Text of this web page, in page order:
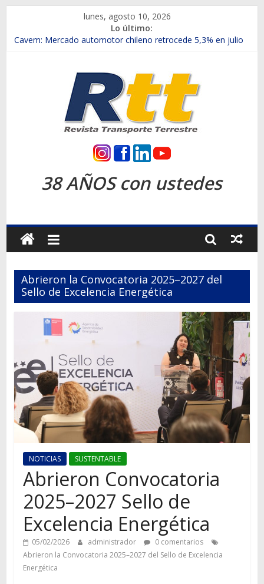
contenido
lunes, agosto 10, 2026
Lo último:
Chile es el primer mercado internacional en lanzar la nueva
Salfa suma vehículos electrificados de Chevrolet en el Biobío
Samex amplía su red con nuevas sucursales en Rancagua y
SINOTRUK Pick-ups presentó la recién estrenada Bolden en
la Expo Compras Públicas 2026
Revista
Transporte
Terrestre
Autos,
camiones,
motos,
información
del
transporte
38 AÑOS con ustedes
Abrieron la Convocatoria 2025–2027 del
Sello de Excelencia Energética
NOTICIAS SUSTENTABLE
Abrieron Convocatoria
2025–2027 Sello de
Excelencia Energética
05/02/2026 administrador
0 comentarios
Abrieron la Convocatoria 2025–2027 del Sello de Excelencia
Energética